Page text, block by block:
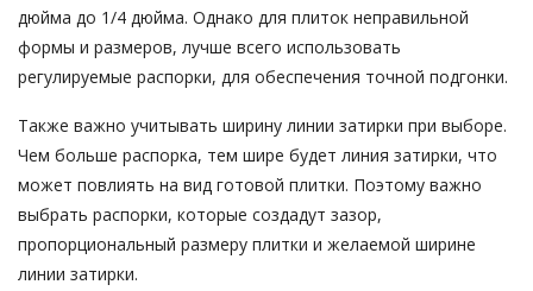
дюйма до 1/4 дюйма. Однако для плиток неправильной
формы и размеров, лучше всего использовать
регулируемые распорки, для обеспечения точной подгонки.
Также важно учитывать ширину линии затирки при выборе.
Чем больше распорка, тем шире будет линия затирки, что
может повлиять на вид готовой плитки. Поэтому важно
выбрать распорки, которые создадут зазор,
пропорциональный размеру плитки и желаемой ширине
линии затирки.